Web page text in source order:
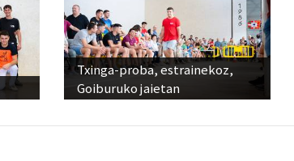
Txinga-proba, estrainekoz,
Goiburuko jaietan